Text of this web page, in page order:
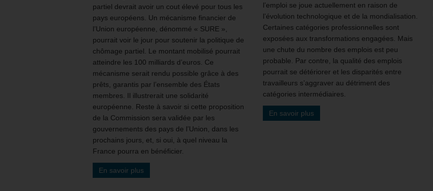
partiel devrait avoir un cout élevé pour tous les
pays européens. Un mécanisme financier de
l’Union européenne, dénommé « SURE »,
pourrait voir le jour pour soutenir la politique de
chômage partiel. Le montant mobilisé pourrait
atteindre les 100 milliards d’euros. Ce
mécanisme serait rendu possible grâce à des
prêts, garantis par l’ensemble des États
membres. Il illustrerait une solidarité
européenne. Reste à savoir si cette proposition
de la Commission sera validée par les
gouvernements des pays de l’Union, dans les
prochains jours, et, si oui, à quel niveau la
France pourra en bénéficier.
En savoir plus
l’emploi se joue actuellement en raison de
l’évolution technologique et de la mondialisation.
Certaines catégories professionnelles sont
exposées aux transformations engagées. Mais
une chute du nombre des emplois est peu
probable. Par contre, la qualité des emplois
pourrait se détériorer et les disparités entre
travailleurs s’aggraver au détriment des
catégories intermédiaires.
En savoir plus